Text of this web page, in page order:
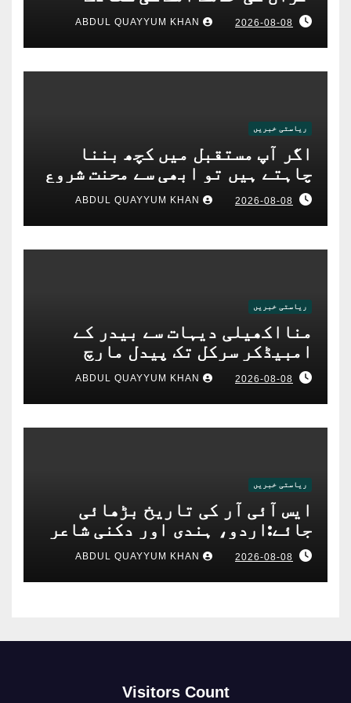
2026-08-08
ABDUL QUAYYUM KHAN
ریاستی خبریں
اگر آپ مستقبل میں کچھ بننا
چاہتے ہیں تو ابھی سے محنت شروع
کریں: سی پی آئی رگھویر سنگھ
ٹھاکر
2026-08-08
ABDUL QUAYYUM KHAN
ریاستی خبریں
منااکھیلی دیہات سے بیدر کے
امبیڈکر سرکل تک پیدل مارچ
2026-08-08
ABDUL QUAYYUM KHAN
ریاستی خبریں
ایس آئی آر کی تاریخ بڑھائی
جائے:اردو، ہندی اور دکنی شاعر
میرؔبیدری کامطالبہ
2026-08-08
ABDUL QUAYYUM KHAN